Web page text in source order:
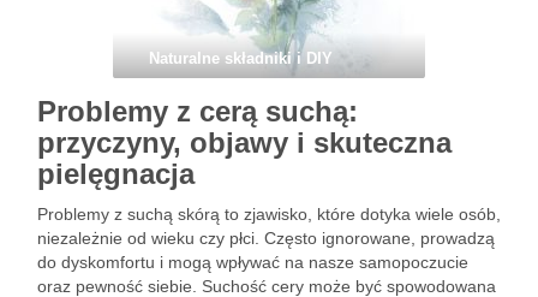
Naturalne składniki i DIY
Problemy z cerą suchą:
przyczyny, objawy i skuteczna
pielęgnacja
Problemy z suchą skórą to zjawisko, które dotyka wiele osób,
niezależnie od wieku czy płci. Często ignorowane, prowadzą
do dyskomfortu i mogą wpływać na nasze samopoczucie
oraz pewność siebie. Suchość cery może być spowodowana